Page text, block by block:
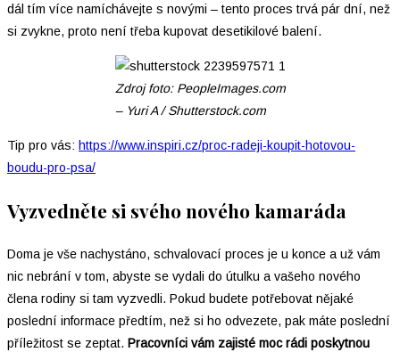
dál tím více namíchávejte s novými – tento proces trvá pár dní, než
si zvykne, proto není třeba kupovat desetikilové balení.
Zdroj foto: PeopleImages.com
– Yuri A / Shutterstock.com
Tip pro vás: https://www.inspiri.cz/proc-radeji-koupit-hotovou-
boudu-pro-psa/
Vyzvedněte si svého nového kamaráda
Doma je vše nachystáno, schvalovací proces je u konce a už vám
nic nebrání v tom, abyste se vydali do útulku a vašeho nového
člena rodiny si tam vyzvedli. Pokud budete potřebovat nějaké
poslední informace předtím, než si ho odvezete, pak máte poslední
příležitost se zeptat. Pracovníci vám zajisté moc rádi poskytnou